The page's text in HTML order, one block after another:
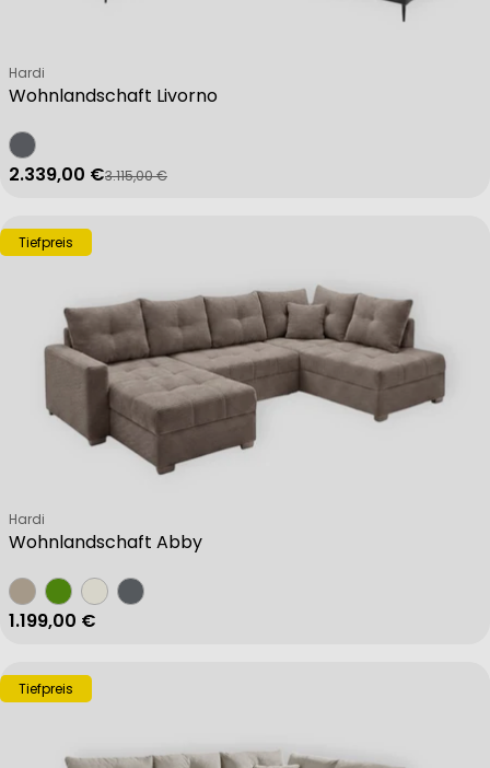
Wohnlandschaft Livorno
Verkäufer:
Hardi
Verkaufspreis
2.339,00 €
Regulärer Preis
3.115,00 €
Tiefpreis
Wohnlandschaft Abby
Verkäufer:
Hardi
Regulärer Preis
1.199,00 €
Tiefpreis